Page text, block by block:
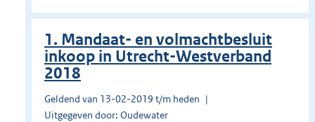
1. Mandaat- en volmachtbesluit
inkoop in Utrecht-Westverband
2018
Geldend van 13-02-2019 t/m heden
Uitgegeven door: Oudewater